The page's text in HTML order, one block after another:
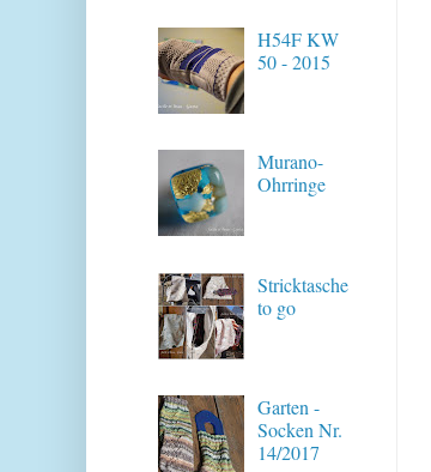
H54F KW
50 - 2015
Murano-
Ohrringe
Stricktasche
to go
Garten -
Socken Nr.
14/2017